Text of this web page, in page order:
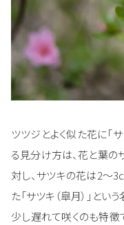
ツツジとよく似た花に「
る見分け方は、花と葉の
対し、サツキの花は2～
た「サツキ（皐月）」と
少し遅れて咲くのも特